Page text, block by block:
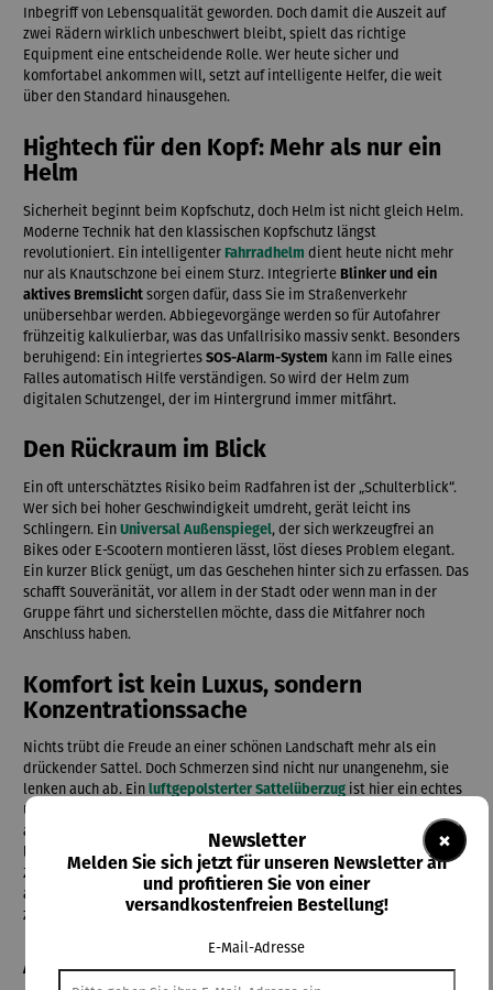
Inbegriff von Lebensqualität geworden. Doch damit die Auszeit auf
zwei Rädern wirklich unbeschwert bleibt, spielt das richtige
Equipment eine entscheidende Rolle. Wer heute sicher und
komfortabel ankommen will, setzt auf intelligente Helfer, die weit
über den Standard hinausgehen.
Hightech für den Kopf: Mehr als nur ein
Helm
Sicherheit beginnt beim Kopfschutz, doch Helm ist nicht gleich Helm.
Moderne Technik hat den klassischen Kopfschutz längst
revolutioniert. Ein intelligenter Fahrradhelm dient heute nicht mehr
nur als Knautschzone bei einem Sturz. Integrierte Blinker und ein
aktives Bremslicht sorgen dafür, dass Sie im Straßenverkehr
unübersehbar werden. Abbiegevorgänge werden so für Autofahrer
frühzeitig kalkulierbar, was das Unfallrisiko massiv senkt. Besonders
beruhigend: Ein integriertes SOS-Alarm-System kann im Falle eines
Falles automatisch Hilfe verständigen. So wird der Helm zum
digitalen Schutzengel, der im Hintergrund immer mitfährt.
Den Rückraum im Blick
Ein oft unterschätztes Risiko beim Radfahren ist der „Schulterblick“.
Wer sich bei hoher Geschwindigkeit umdreht, gerät leicht ins
Schlingern. Ein Universal Außenspiegel, der sich werkzeugfrei an
Bikes oder E-Scootern montieren lässt, löst dieses Problem elegant.
Ein kurzer Blick genügt, um das Geschehen hinter sich zu erfassen. Das
schafft Souveränität, vor allem in der Stadt oder wenn man in der
Gruppe fährt und sicherstellen möchte, dass die Mitfahrer noch
Anschluss haben.
Komfort ist kein Luxus, sondern
Konzentrationssache
Nichts trübt die Freude an einer schönen Landschaft mehr als ein
drückender Sattel. Doch Schmerzen sind nicht nur unangenehm, sie
lenken auch ab. Ein luftgepolsterter Sattelüberzug ist hier ein echtes
Upgrade für jedes Rad. Er verteilt den Druck gleichmäßig und
absorbiert Stöße von unebenen Wegen. Wer bequem sitzt, bleibt
länger konzentriert und nimmt Gefahrensituationen schneller wahr.
Zudem ist ein solcher Überzug eine hervorragende Geschenkidee für
alle, die das Radfahren lieben, aber bisher vor langen Strecken
zurückgeschreckt sind.
Alles griffbereit: Die Logistik am Lenker
×
Newsletter
Melden Sie sich jetzt für unseren Newsletter an
und profitieren Sie von einer
versandkostenfreien Bestellung!
E-Mail-Adresse